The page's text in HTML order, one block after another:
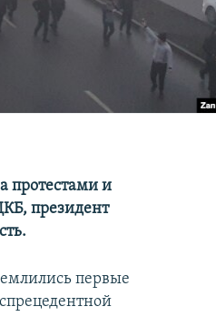
протестами и
президент
первые